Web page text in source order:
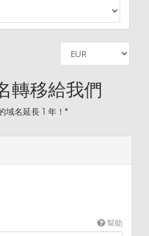
轉移給我們
域名延長 1 年！*
幫助